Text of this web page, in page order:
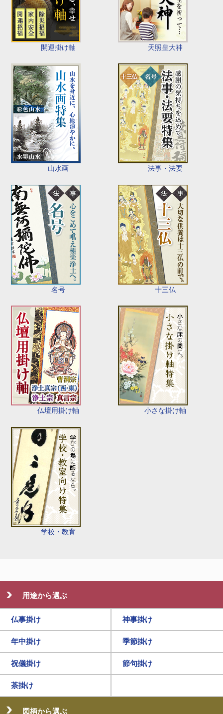
開運掛け軸 天照皇大神
山水画 法事・法要
名号 十三仏
仏壇用掛け軸 小さな掛け軸
学校・教育
用途から選ぶ
仏事掛け 神事掛け
年中掛け 季節掛け
祝儀掛け 節句掛け
茶掛け
図柄から選ぶ